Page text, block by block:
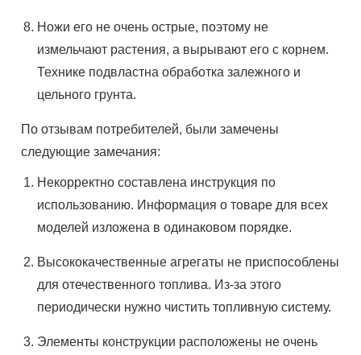
Ножи его не очень острые, поэтому не
измельчают растения, а вырывают его с корнем.
Технике подвластна обработка залежного и
цельного грунта.
По отзывам потребителей, были замечены
следующие замечания:
Некорректно составлена инструкция по
использованию. Информация о товаре для всех
моделей изложена в одинаковом порядке.
Высококачественные агрегаты не приспособлены
для отечественного топлива. Из-за этого
периодически нужно чистить топливную систему.
Элементы конструкции расположены не очень